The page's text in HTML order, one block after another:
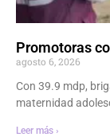
Promotoras
agosto 6, 2026
Con 39.9 mdp,
maternidad
Leer más ›